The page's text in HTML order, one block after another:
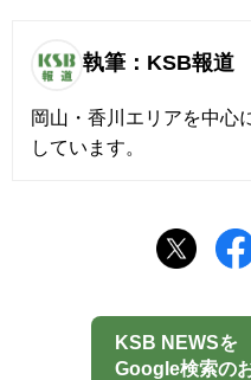
執筆：KSB報道
岡山・香川エリアを中心
しています。
KSB NEWSを
Google検索の